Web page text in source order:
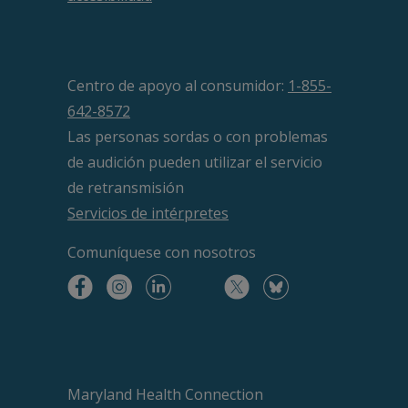
Micronesia y Palau
Samoa Americana en virtud de sus
leyes migratorias
Iraquíes y afganos que trabajaron
para o en nombre del Gobierno de
Estados Unidos en Irak o Afganistán
Miembros de tribus indígenas
reconocidas a nivel federal o
Entrantes cubanos o haitianos
Centro de apoyo al consumidor: 1-855-
642-8572
Las personas sordas o con problemas
de audición pueden utilizar el servicio
de retransmisión
Servicios de intérpretes
Comuníquese con nosotros
Maryland Health Connection